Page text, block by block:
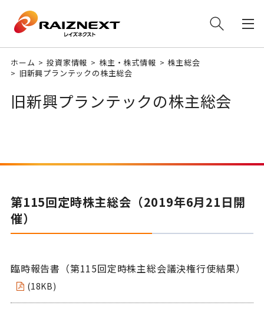
ホーム 投資家情報 株主・株式情報
株主総会
旧新興プランテックの株主総会
旧新興プランテックの株主総会
第115回定時株主総会（2019年6月21日開
催）
臨時報告書（第115回定時株主総会議決権行使結果）
(18KB)